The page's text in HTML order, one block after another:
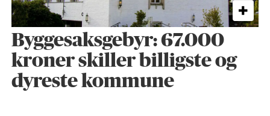
Byggesaks­gebyr: 67.000
kroner skiller billigste og
dyreste kommune